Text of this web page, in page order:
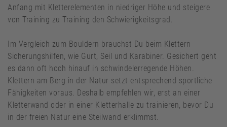
Anfang mit Kletterelementen in niedriger Höhe und steigere
von Training zu Training den Schwierigkeitsgrad.
Im Vergleich zum Bouldern brauchst Du beim Klettern
Sicherungshilfen, wie Gurt, Seil und Karabiner. Gesichert geht
es dann oft hoch hinauf in schwindelerregende Höhen.
Klettern am Berg in der Natur setzt entsprechend sportliche
Fähigkeiten voraus. Deshalb empfehlen wir, erst an einer
Kletterwand oder in einer Kletterhalle zu trainieren, bevor Du
in der freien Natur eine Steilwand erklimmst.